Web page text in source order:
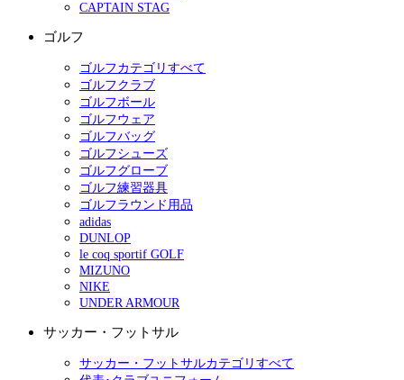
CAPTAIN STAG
ゴルフ
ゴルフカテゴリすべて
ゴルフクラブ
ゴルフボール
ゴルフウェア
ゴルフバッグ
ゴルフシューズ
ゴルフグローブ
ゴルフ練習器具
ゴルフラウンド用品
adidas
DUNLOP
le coq sportif GOLF
MIZUNO
NIKE
UNDER ARMOUR
サッカー・フットサル
サッカー・フットサルカテゴリすべて